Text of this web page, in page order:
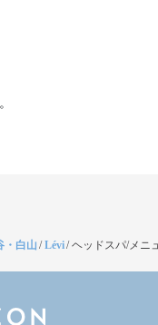
・白山 /Lévi/ヘッドスパ/メニ